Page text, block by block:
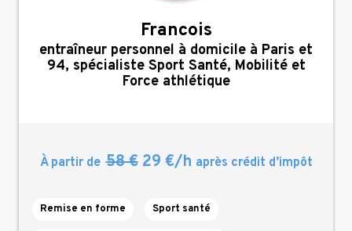
Francois
,
entraîneur personnel à domicile à Paris et
94, spécialiste Sport Santé, Mobilité et
Force athlétique
À partir de 58 €29 €/h après crédit d’impôt
Remise en forme Sport santé